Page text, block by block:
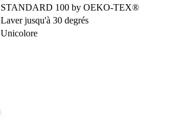
STANDARD 100 by OEKO-TEX®
Laver jusqu'à 30 degrés
Unicolore